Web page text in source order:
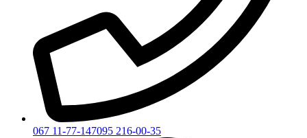
067 11-77-147095 216-00-35